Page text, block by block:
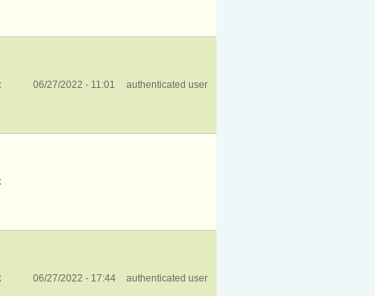
06/27/2022 - 11:01 authenticated user
06/27/2022 - 17:44 authenticated user